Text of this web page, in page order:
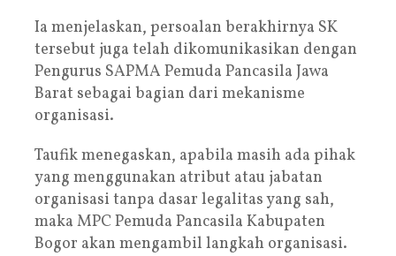
Ia menjelaskan, persoalan berakhirnya SK
tersebut juga telah dikomunikasikan dengan
Pengurus SAPMA Pemuda Pancasila Jawa
Barat sebagai bagian dari mekanisme
organisasi.
Taufik menegaskan, apabila masih ada pihak
yang menggunakan atribut atau jabatan
organisasi tanpa dasar legalitas yang sah,
maka MPC Pemuda Pancasila Kabupaten
Bogor akan mengambil langkah organisasi.